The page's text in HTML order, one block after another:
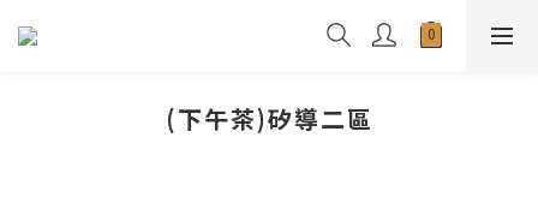
(下午茶)矽導二區